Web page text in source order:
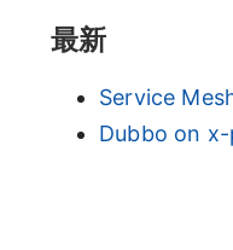
最新
Service
Dubbo on